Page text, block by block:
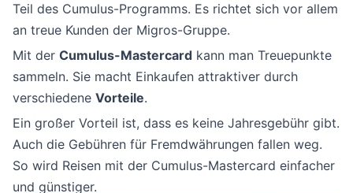
Teil des Cumulus-Programms. Es richtet sich vor allem
an treue Kunden der Migros-Gruppe.
Mit der Cumulus-Mastercard kann man Treuepunkte
sammeln. Sie macht Einkaufen attraktiver durch
verschiedene Vorteile.
Ein großer Vorteil ist, dass es keine Jahresgebühr gibt.
Auch die Gebühren für Fremdwährungen fallen weg.
So wird Reisen mit der Cumulus-Mastercard einfacher
und günstiger.